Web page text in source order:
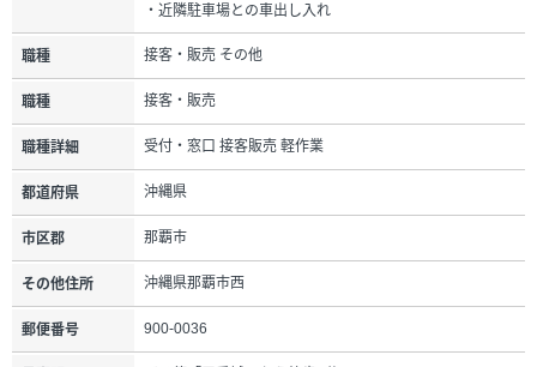
・近隣駐車場との車出し入れ
職種 接客・販売 その他
職種 接客・販売
職種詳細 受付・窓口 接客販売 軽作業
都道府県 沖縄県
市区郡 那覇市
その他住所 沖縄県那覇市西
郵便番号 900-0036